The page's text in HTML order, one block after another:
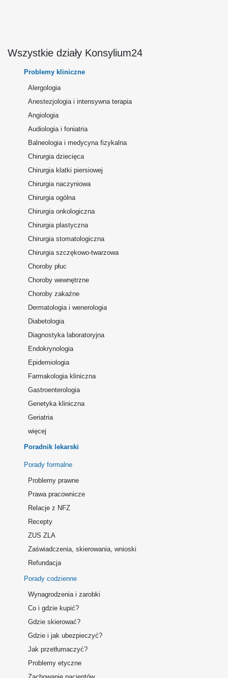
Wszystkie działy Konsylium24
Problemy kliniczne
Alergologia
Anestezjologia i intensywna terapia
Angiologia
Audiologia i foniatria
Balneologia i medycyna fizykalna
Chirurgia dziecięca
Chirurgia klatki piersiowej
Chirurgia naczyniowa
Chirurgia ogólna
Chirurgia onkologiczna
Chirurgia plastyczna
Chirurgia stomatologiczna
Chirurgia szczękowo-twarzowa
Choroby płuc
Choroby wewnętrzne
Choroby zakaźne
Dermatologia i wenerologia
Diabetologia
Diagnostyka laboratoryjna
Endokrynologia
Epidemiologia
Farmakologia kliniczna
Gastroenterologia
Genetyka kliniczna
Geriatria
więcej
Poradnik lekarski
Porady formalne
Problemy prawne
Prawa pracownicze
Relacje z NFZ
Recepty
ZUS ZLA
Zaświadczenia, skierowania, wnioski
Refundacja
Porady codzienne
Wynagrodzenia i zarobki
Co i gdzie kupić?
Gdzie skierować?
Gdzie i jak ubezpieczyć?
Jak przetłumaczyć?
Problemy etyczne